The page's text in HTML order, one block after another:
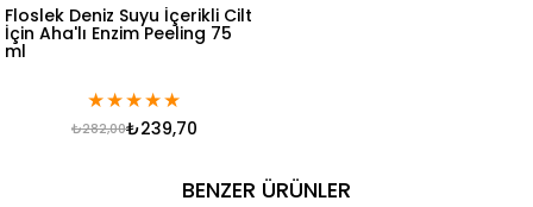
Floslek Deniz Suyu İçerikli Cilt
İçin Aha'lı Enzim Peeling 75
ml
★★★★★
₺239,70
₺282,00
BENZER ÜRÜNLER